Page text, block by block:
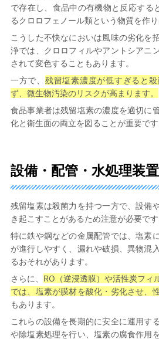
で存在し、食品中の有機物と反応する
るクロロフェノール類という物質を作り
こうした不快なにおいは風味の劣化を
浄では、クロロフィルやアントシアニ
されて変色することもあります。
一方で、 残留塩素濃度が低すぎると
ず、微生物汚染のリスクが高まります。
食品事業者は残留塩素の濃度を適切に
化と衛生面の両立を図ることが重要です
設備・配管・水処理装
残留塩素は殺菌力を持つ一方で、設備
き起こすことがあるため注意が必要です
特に鉄や鋼などの金属配管では、塩素
が進行しやすく、漏れや破損、異物混
るおそれがあります。
さらに、 RO（逆浸透膜）や活性炭フィ
では、塩素が膜材を酸化・劣化させ、
もあります。
これらの設備を長期的に安全に運用す
や除塩素処理を行い、塩素の腐食作用